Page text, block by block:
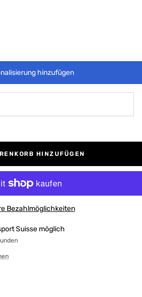
hinzufügen
HINZUFÜGEN
Bezahlmöglichkeiten
Suisse möglich